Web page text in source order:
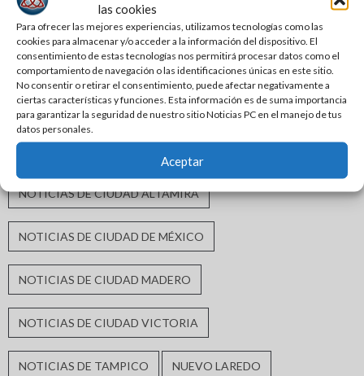
las cookies
Para ofrecer las mejores experiencias, utilizamos tecnologías como las
cookies para almacenar y/o acceder a la información del dispositivo. El
consentimiento de estas tecnologías nos permitirá procesar datos como el
comportamiento de navegación o las identificaciones únicas en este sitio.
No consentir o retirar el consentimiento, puede afectar negativamente a
ciertas características y funciones. Esta información es de suma importancia
para garantizar la seguridad de nuestro sitio Noticias PC en el manejo de tus
datos personales.
Aceptar
GUARDIA ESTATAL INCLUSIÓN SOCIAL
INFRAESTRUCTURA HIDRÁULICA
INFRAESTRUCTURA URBANA MATAMOROS
NOTICIAS DE CIUDAD ALTAMIRA
NOTICIAS DE CIUDAD DE MÉXICO
NOTICIAS DE CIUDAD MADERO
NOTICIAS DE CIUDAD VICTORIA
NOTICIAS DE TAMPICO NUEVO LAREDO